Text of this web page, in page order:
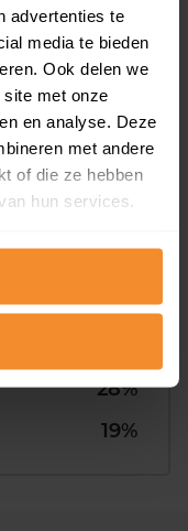
advertenties te
media te bieden
Ook delen we
met onze
en analyse. Deze
met andere
of die ze hebben
hun services.
33%
28%
19%